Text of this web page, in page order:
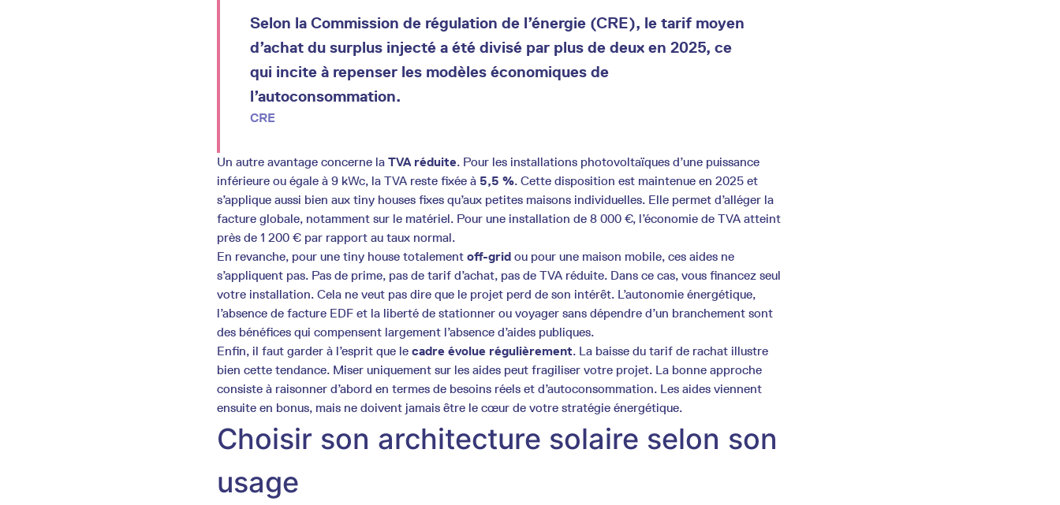
Selon la Commission de régulation de l’énergie (CRE), le tarif moyen
d’achat du surplus injecté a été divisé par plus de deux en 2025, ce
qui incite à repenser les modèles économiques de
l’autoconsommation.
CRE
Un autre avantage concerne la TVA réduite. Pour les installations photovoltaïques d’une puissance
inférieure ou égale à 9 kWc, la TVA reste fixée à 5,5 %. Cette disposition est maintenue en 2025 et
s’applique aussi bien aux tiny houses fixes qu’aux petites maisons individuelles. Elle permet d’alléger la
facture globale, notamment sur le matériel. Pour une installation de 8 000 €, l’économie de TVA atteint
près de 1 200 € par rapport au taux normal.
En revanche, pour une tiny house totalement off-grid ou pour une maison mobile, ces aides ne
s’appliquent pas. Pas de prime, pas de tarif d’achat, pas de TVA réduite. Dans ce cas, vous financez seul
votre installation. Cela ne veut pas dire que le projet perd de son intérêt. L’autonomie énergétique,
l’absence de facture EDF et la liberté de stationner ou voyager sans dépendre d’un branchement sont
des bénéfices qui compensent largement l’absence d’aides publiques.
Enfin, il faut garder à l’esprit que le cadre évolue régulièrement. La baisse du tarif de rachat illustre
bien cette tendance. Miser uniquement sur les aides peut fragiliser votre projet. La bonne approche
consiste à raisonner d’abord en termes de besoins réels et d’autoconsommation. Les aides viennent
ensuite en bonus, mais ne doivent jamais être le cœur de votre stratégie énergétique.
Choisir son architecture solaire selon son
usage